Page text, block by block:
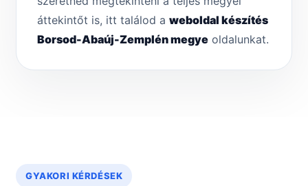
áttekintőt is, itt találod a weboldal készítés
Borsod-Abaúj-Zemplén megye oldalunkat.
GYAKORI KÉRDÉSEK